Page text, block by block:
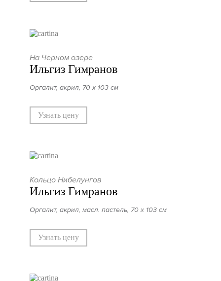
На Чёрном озере
Ильгиз Гимранов
Оргалит, акрил, 70 х 103 см
Узнать цену
Кольцо Нибелунгов
Ильгиз Гимранов
Оргалит, акрил, масл. пастель, 70 х 103 см
Узнать цену